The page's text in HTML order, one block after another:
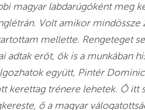
magyar labdarúgóként meg
Volt amikor
mellette. Rengeteget
adtak erőt, ők is a munkában
együtt, Pintér
kerettag trénere lehetek. Ő itt
ő a magyar